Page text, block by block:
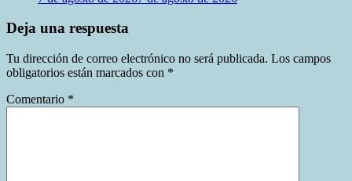
Deja una respuesta
Tu dirección de correo electrónico no será publicada. Los campos
obligatorios están marcados con *
Comentario *